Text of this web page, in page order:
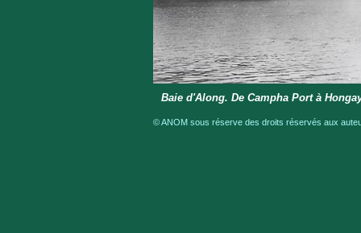
Baie d'Along. De Campha Port à
© ANOM sous réserve des droits réservés aux